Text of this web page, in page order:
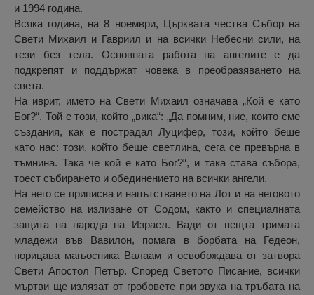
и 1994 година.
Всяка година, на 8 ноември, Църквата чества Събор на
Свети Михаил и Гавриил и на всички Небесни сили, на
тези без тела. Основната работа на ангелите е да
подкрепят и поддържат човека в преобразяването на
света.
На иврит, името на Свети Михаил означава „Кой е като
Бог?“. Той е този, който „вика“: „Да помним, ние, които сме
създания, как е пострадал Луцифер, този, който беше
като нас: този, който беше светлина, сега се превърна в
тъмнина. Така че кой е като Бог?“, и така става събора,
тоест събирането и обединението на всички ангели.
На него се приписва и напътстването на Лот и на неговото
семейство на излизане от Содом, както и специалната
защита на народа на Израел. Вади от пещта тримата
младежи във Вавилон, помага в борбата на Гедеон,
порицава магьосника Валаам и освобождава от затвора
Свети Апостол Петър. Според Светото Писание, всички
мъртви ще излязат от гробовете при звука на тръбата на